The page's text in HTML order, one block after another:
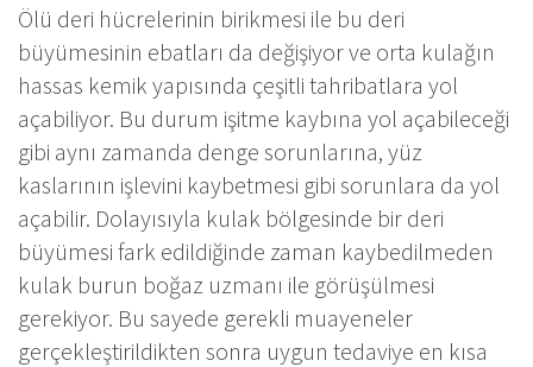
Ölü deri hücrelerinin birikmesi ile bu deri
büyümesinin ebatları da değişiyor ve orta kulağın
hassas kemik yapısında çeşitli tahribatlara yol
açabiliyor. Bu durum işitme kaybına yol açabileceği
gibi aynı zamanda denge sorunlarına, yüz
kaslarının işlevini kaybetmesi gibi sorunlara da yol
açabilir. Dolayısıyla kulak bölgesinde bir deri
büyümesi fark edildiğinde zaman kaybedilmeden
kulak burun boğaz uzmanı ile görüşülmesi
gerekiyor. Bu sayede gerekli muayeneler
gerçekleştirildikten sonra uygun tedaviye en kısa